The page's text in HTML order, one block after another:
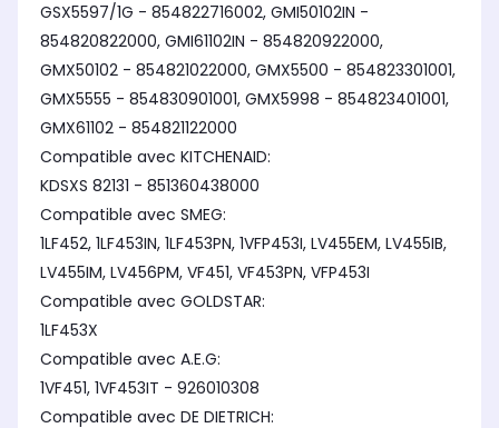
GSX5597/1G - 854822716002, GMI50102IN -
854820822000, GMI61102IN - 854820922000,
GMX50102 - 854821022000, GMX5500 - 854823301001,
GMX5555 - 854830901001, GMX5998 - 854823401001,
GMX61102 - 854821122000
Compatible avec KITCHENAID:
KDSXS 82131 - 851360438000
Compatible avec SMEG:
1LF452, 1LF453IN, 1LF453PN, 1VFP453I, LV455EM, LV455IB,
LV455IM, LV456PM, VF451, VF453PN, VFP453I
Compatible avec GOLDSTAR:
1LF453X
Compatible avec A.E.G:
1VF451, 1VF453IT - 926010308
Compatible avec DE DIETRICH: